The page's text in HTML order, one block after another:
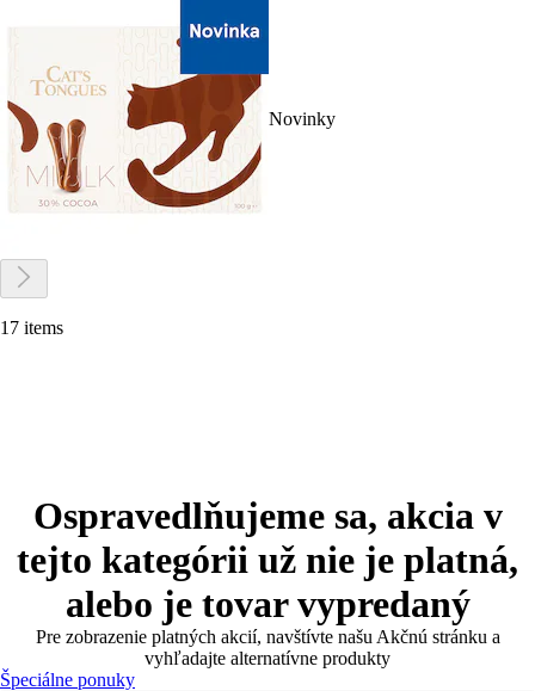
Novinky
17 items
Ospravedlňujeme sa, akcia v
tejto kategórii už nie je platná,
alebo je tovar vypredaný
Pre zobrazenie platných akcií, navštívte našu Akčnú stránku a
vyhľadajte alternatívne produkty
Špeciálne ponuky